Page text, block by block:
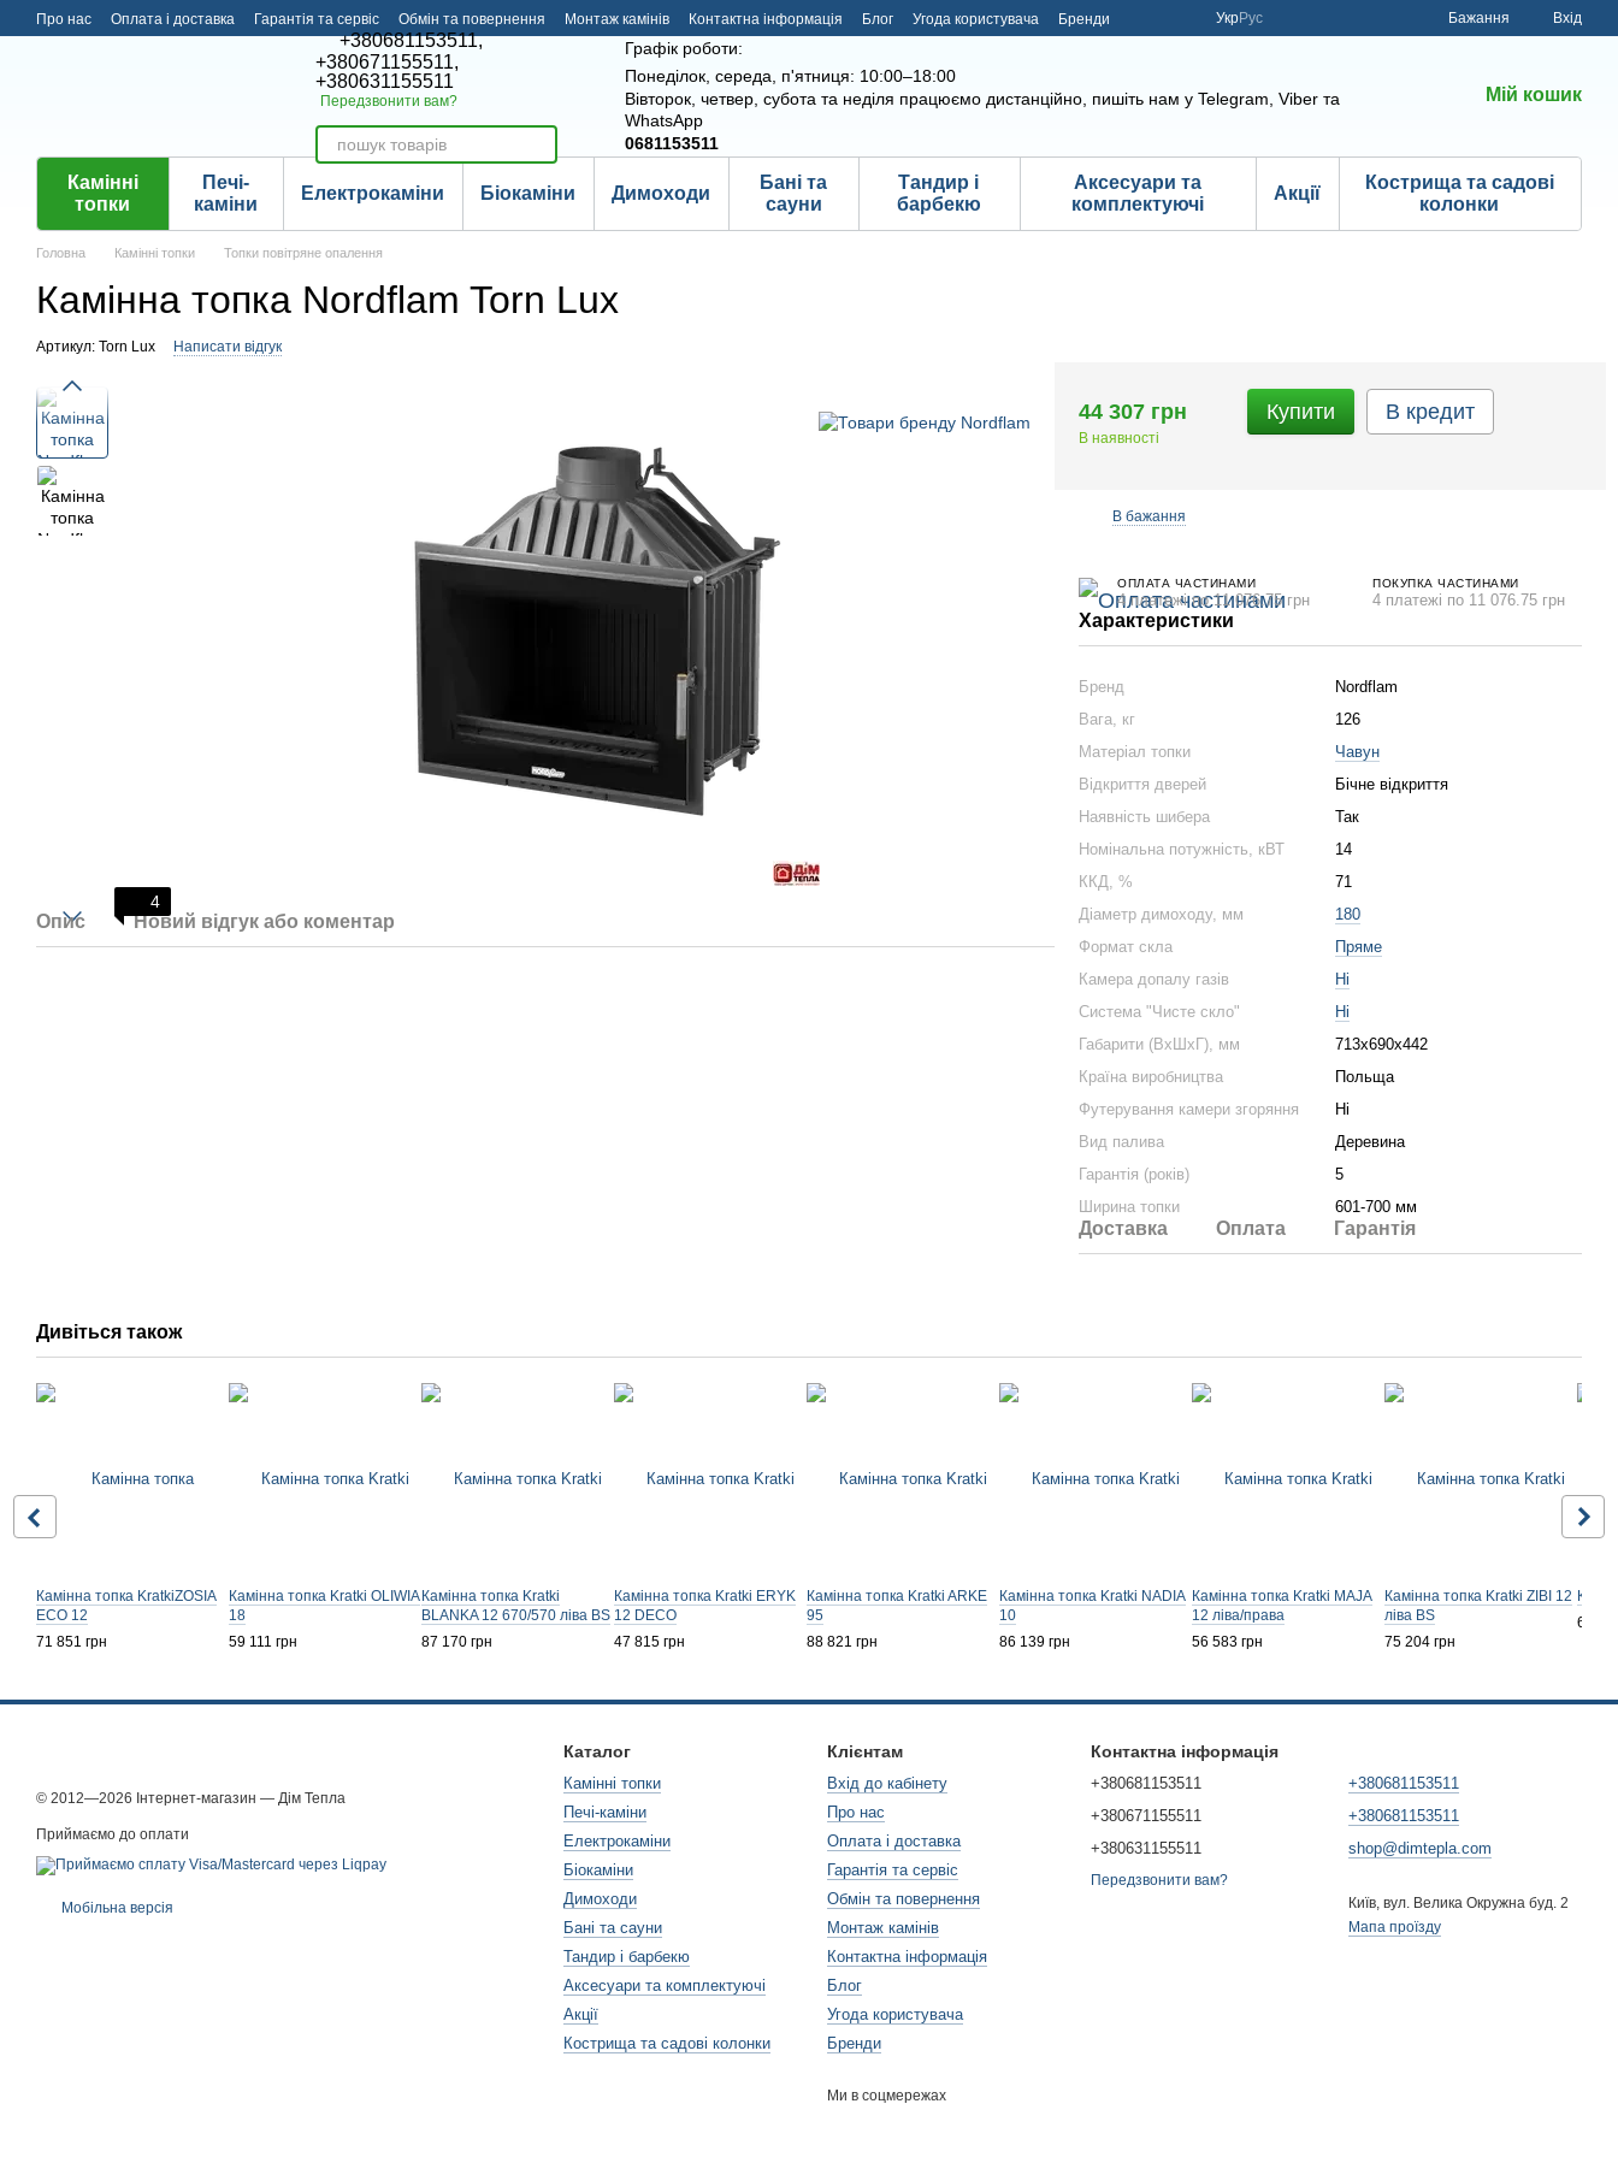
Перейти до основного контенту
Про нас Оплата і доставка Гарантія та сервіс Обмін та повернення Монтаж камінів Контактна інформація Блог Угода користувача Бренди УкрРус Бажання Вхід
+380681153511,
+380671155511,
+380631155511
Передзвонити вам?
Графік роботи:
Понеділок, середа, п'ятниця: 10:00–18:00
Вівторок, четвер, субота та неділя працюємо дистанційно, пишіть нам у Telegram, Viber та
WhatsApp
0681153511
Мій кошик
Камінні
топки
Печі-
каміни
Електрокаміни Біокаміни Димоходи
Бані та
сауни
Тандир і
барбекю
Аксесуари та
комплектуючі
Акції
Кострища та садові
колонки
Головна Камінні топки Топки повітряне опалення
Камінна топка Nordflam Torn Lux
Артикул: Torn Lux Написати відгук
4
Опис Новий відгук або коментар
44 307 грн
В наявності
Купити В кредит
В бажання
ОПЛАТА ЧАСТИНАМИ
4 платежі по 11 076.75 грн
ПОКУПКА ЧАСТИНАМИ
4 платежі по 11 076.75 грн
Характеристики
Бренд
Nordflam
Вага, кг
126
Матеріал топки
Чавун
Відкриття дверей
Бічне відкриття
Наявність шибера
Так
Номінальна потужність, кВТ
14
ККД, %
71
Діаметр димоходу, мм
180
Формат скла
Пряме
Камера допалу газів
Ні
Система "Чисте cкло"
Ні
Габарити (ВхШхГ), мм
713х690х442
Країна виробництва
Польща
Футерування камери згоряння
Ні
Вид палива
Деревина
Гарантія (років)
5
Ширина топки
601-700 мм
Доставка Оплата Гарантія
Дивіться також
Камінна топка KratkiZOSIA
ECO 12
71 851 грн
Камінна топка Kratki OLIWIA
18
59 111 грн
Камінна топка Kratki
BLANKA 12 670/570 ліва BS
87 170 грн
Камінна топка Kratki ERYK
12 DECO
47 815 грн
Камінна топка Kratki ARKE
95
88 821 грн
Камінна топка Kratki NADIA
10
86 139 грн
Камінна топка Kratki MAJA
12 ліва/права
56 583 грн
Камінна топка Kratki ZIBI 12
ліва BS
75 204 грн
61
© 2012—2026 Інтернет-магазин — Дім Тепла
Приймаємо до оплати
Мобільна версія
Каталог
Камінні топки
Печі-каміни
Електрокаміни
Біокаміни
Димоходи
Бані та сауни
Тандир і барбекю
Аксесуари та комплектуючі
Акції
Кострища та садові колонки
Клієнтам
Вхід до кабінету
Про нас
Оплата і доставка
Гарантія та сервіс
Обмін та повернення
Монтаж камінів
Контактна інформація
Блог
Угода користувача
Бренди
Ми в соцмережах
Контактна інформація
+380681153511
+380671155511
+380631155511
Передзвонити вам?
+380681153511
+380681153511
shop@dimtepla.com
Київ, вул. Велика Окружна буд. 2
Мапа проїзду